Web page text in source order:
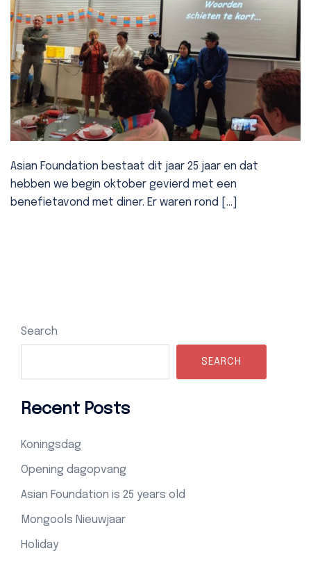
Asian Foundation bestaat dit jaar 25 jaar en dat
hebben we begin oktober gevierd met een
benefietavond met diner. Er waren rond […]
Search
SEARCH
Recent Posts
Koningsdag
Opening dagopvang
Asian Foundation is 25 years old
Mongools Nieuwjaar
Holiday